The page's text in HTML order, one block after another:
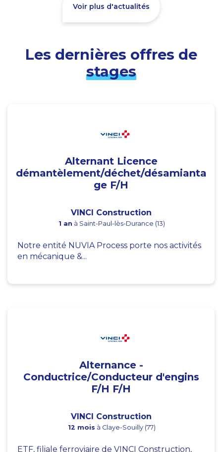
Voir plus d'actualités
Les dernières offres de
stages
Alternant Licence
démantèlement/déchet/désamianta
ge F/H
VINCI Construction
1 an à Saint-Paul-lès-Durance (13)
Notre entité NUVIA Process porte nos activités
en mécanique &...
Alternance -
Conductrice/Conducteur d'engins
F/H F/H
VINCI Construction
12 mois à Claye-Souilly (77)
ETF, filiale ferroviaire de VINCI Construction,